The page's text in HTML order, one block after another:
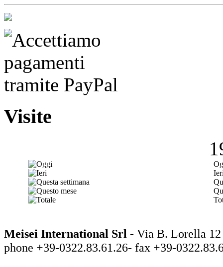
Visite
Meisei International Srl - Via B. Lorella
phone +39-0322.83.61.26- fax +39-